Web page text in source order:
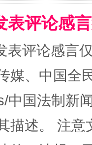
山西：
表评论感
表评论感言
媒、中国全
中国法制新
描述。 注